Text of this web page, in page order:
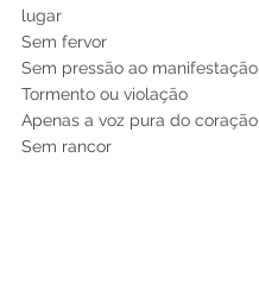
lugar
Sem fervor
Sem pressão ao manifestação
Tormento ou violação
Apenas a voz pura do coração
Sem rancor